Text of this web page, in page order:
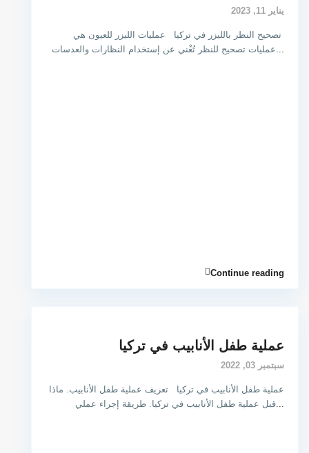
يناير 11, 2023
تصحيح النظر بالليزر في تركيا عمليات الليزر للعيون هي
عمليات تصحيح للنظر تُغْني عن إستخدام النظارات والعدسات...
Continue reading
عملية طفل الأنابيب في تركيا
سبتمبر 03, 2022
عملية طفل الأنابيب في تركيا تعريف عملية طفل الأنابيب. ماذا
قبل عملية طفل الأنابيب في تركيا. طريقة إجراء عملي...